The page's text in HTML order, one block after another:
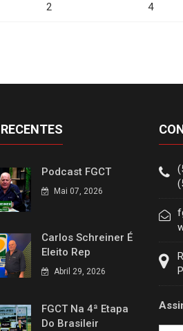
2 4
Podcast FGCT
Mai 07, 2026
Carlos Schreiner É
Eleito Rep
Abril 29, 2026
FGCT Na 4ª Etapa
Do Brasileir